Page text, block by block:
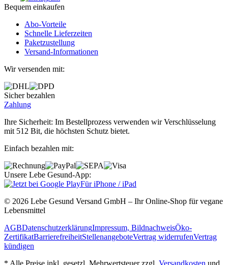
Bequem einkaufen
Abo‐Vorteile
Schnelle Lieferzeiten
Paketzustellung
Versand‐Informationen
Wir versenden mit:
Sicher bezahlen
Zahlung
Ihre Sicherheit: Im Bestellprozess verwenden wir Verschlüsselung
mit 512 Bit, die höchsten Schutz bietet.
Einfach bezahlen mit:
Unsere Lebe Gesund-App:
Für iPhone / iPad
© 2026 Lebe Gesund Versand GmbH – Ihr Online‐Shop für vegane
Lebensmittel
AGBDatenschutzerklärungImpressum, BildnachweisÖko‐
ZertifikatBarrierefreiheitStellenangeboteVertrag widerrufenVertrag
kündigen